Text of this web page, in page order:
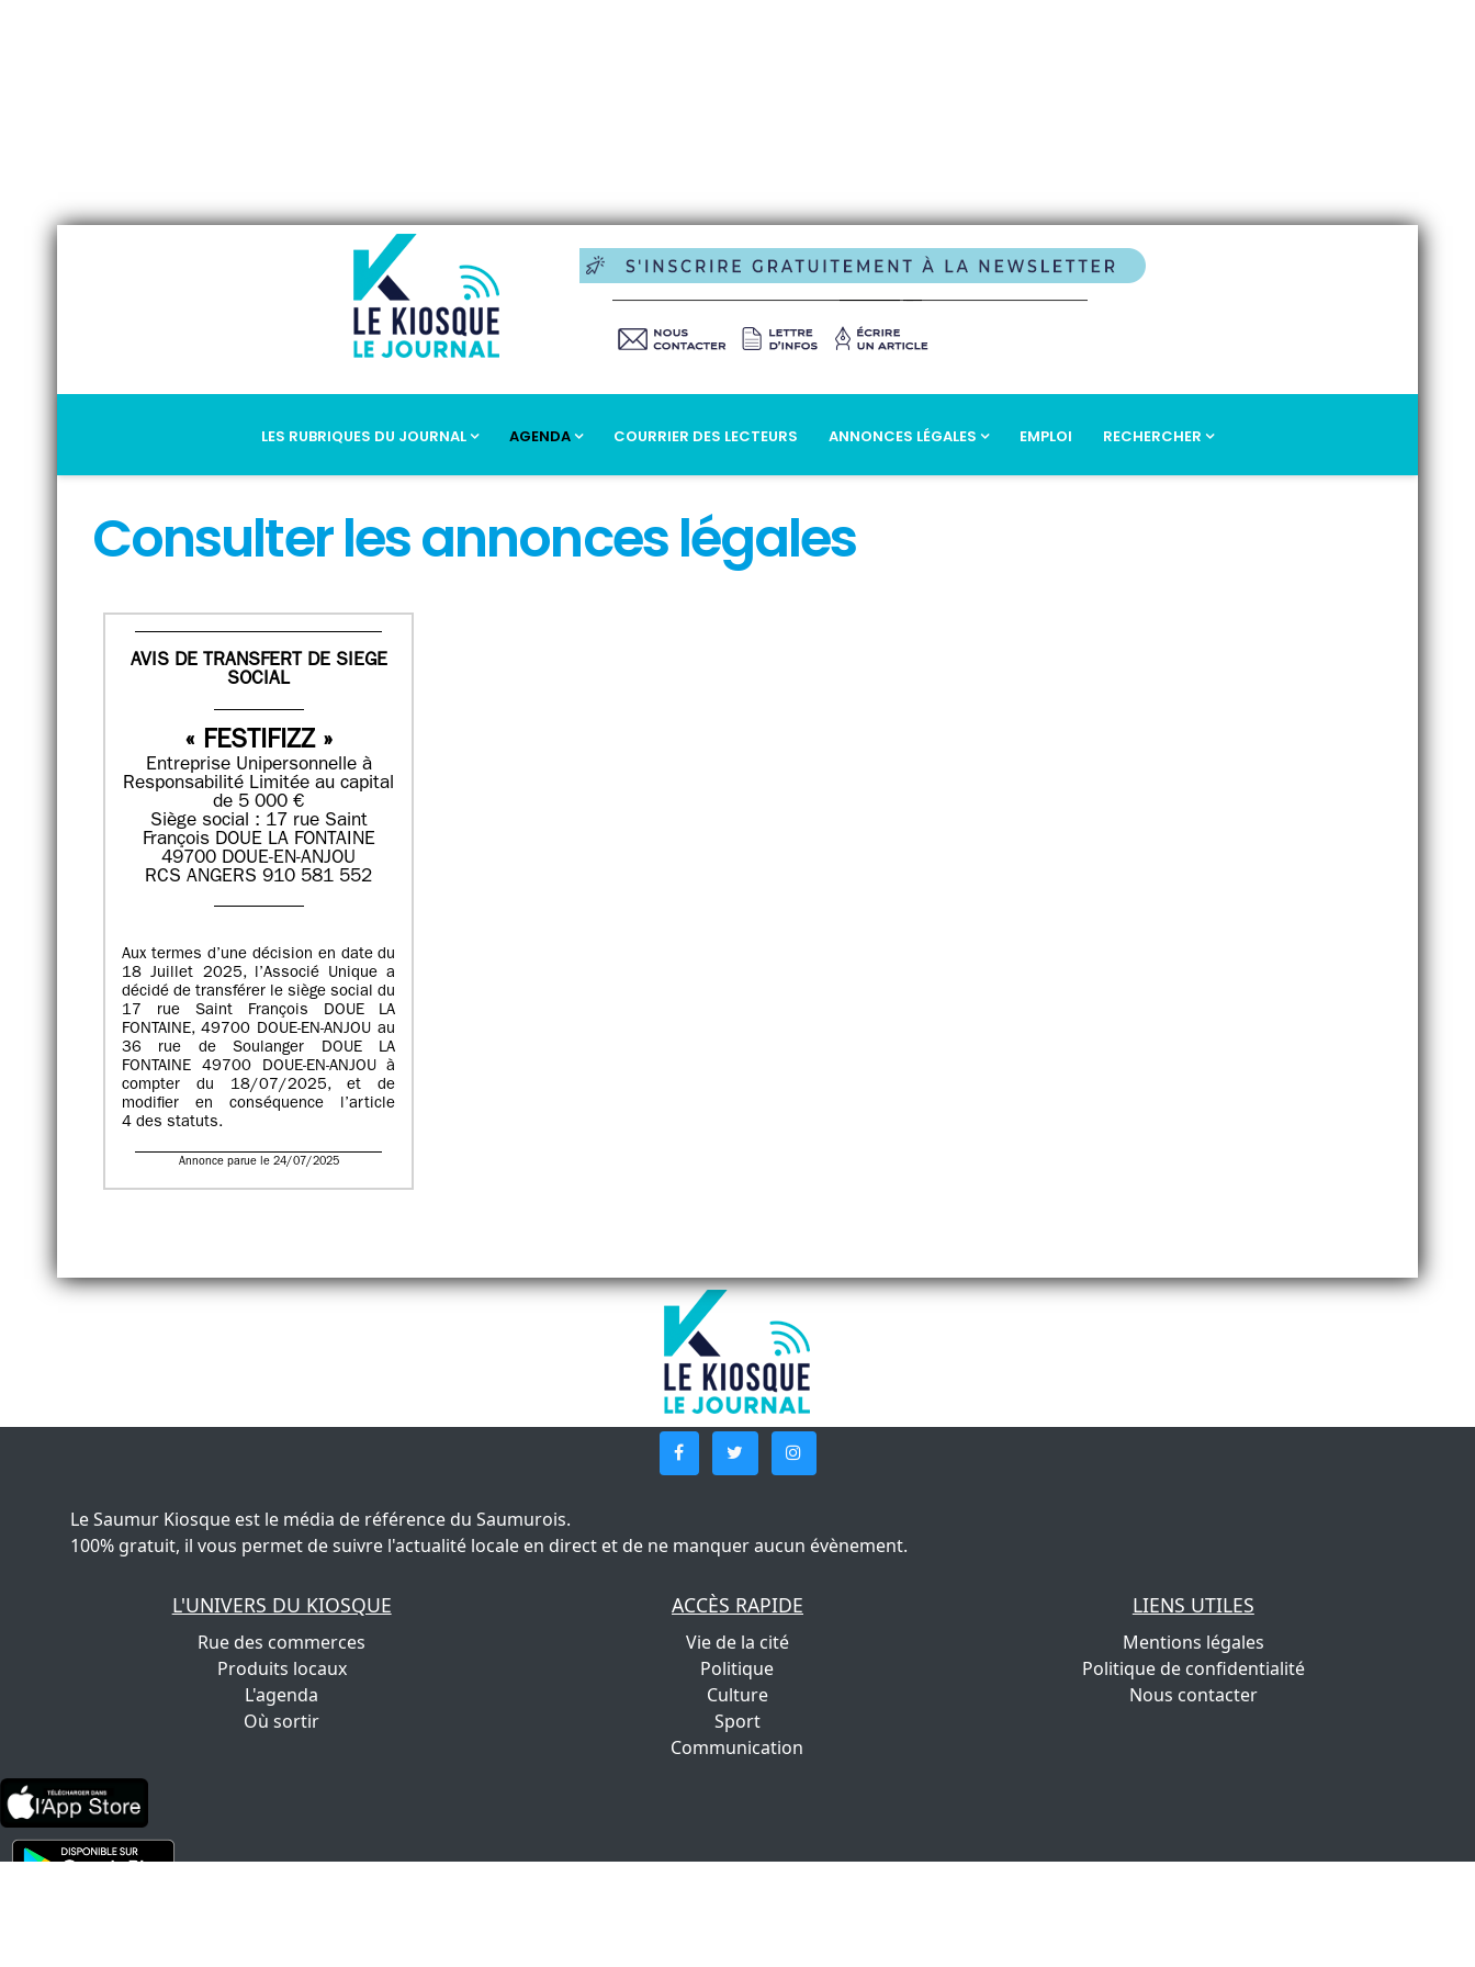
LES RUBRIQUES DU JOURNAL AGENDA COURRIER DES LECTEURS ANNONCES LÉGALES EMPLOI RECHERCHER
Consulter les annonces légales
AVIS DE TRANSFERT DE SIEGE
SOCIAL
« FESTIFIZZ »
Entreprise Unipersonnelle à
Responsabilité Limitée au capital
de 5 000 €
Siège social : 17 rue Saint
François DOUE LA FONTAINE
49700 DOUE-EN-ANJOU
RCS ANGERS 910 581 552
Aux termes d’une décision en date du
18 Juillet 2025, l’Associé Unique a
décidé de transférer le siège social du
17 rue Saint François DOUE LA
FONTAINE, 49700 DOUE-EN-ANJOU au
36 rue de Soulanger DOUE LA
FONTAINE 49700 DOUE-EN-ANJOU à
compter du 18/07/2025, et de
modifier en conséquence l’article
4 des statuts.
Annonce parue le 24/07/2025
Le Saumur Kiosque est le média de référence du Saumurois.
100% gratuit, il vous permet de suivre l'actualité locale en direct et de ne manquer aucun évènement.
L'UNIVERS DU KIOSQUE
Rue des commerces
Produits locaux
L'agenda
Où sortir
ACCÈS RAPIDE
Vie de la cité
Politique
Culture
Sport
Communication
LIENS UTILES
Mentions légales
Politique de confidentialité
Nous contacter